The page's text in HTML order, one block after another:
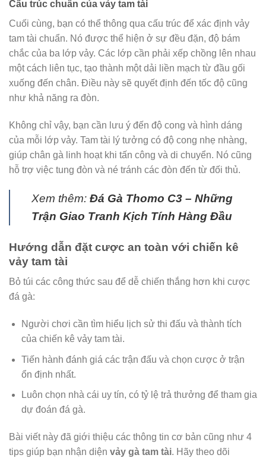
Cấu trúc chuẩn của vảy tam tài
Cuối cùng, bạn có thể thông qua cấu trúc để xác định vảy
tam tài chuẩn. Nó được thể hiện ở sự đều đặn, độ bám
chắc của ba lớp vảy. Các lớp cần phải xếp chồng lên nhau
một cách liên tục, tạo thành một dải liền mạch từ đầu gối
xuống đến chân. Điều này sẽ quyết định đến tốc độ cũng
như khả năng ra đòn.
Không chỉ vậy, bạn cần lưu ý đến độ cong và hình dáng
của mỗi lớp vảy. Tam tài lý tưởng có độ cong nhẹ nhàng,
giúp chân gà linh hoạt khi tấn công và di chuyển. Nó cũng
hỗ trợ việc tung đòn và né tránh các đòn đến từ đối thủ.
Xem thêm: Đá Gà Thomo C3 – Những
Trận Giao Tranh Kịch Tính Hàng Đầu
Hướng dẫn đặt cược an toàn với chiến kê
vảy tam tài
Bỏ túi các công thức sau để dễ chiến thắng hơn khi cược
đá gà:
Người chơi cần tìm hiểu lịch sử thi đấu và thành tích
của chiến kê vảy tam tài.
Tiến hành đánh giá các trận đấu và chọn cược ở trận
ổn định nhất.
Luôn chọn nhà cái uy tín, có tỷ lệ trả thưởng để tham gia
dự đoán đá gà.
Bài viết này đã giới thiệu các thông tin cơ bản cũng như 4
tips giúp bạn nhận diện vảy gà tam tài. Hãy theo dõi